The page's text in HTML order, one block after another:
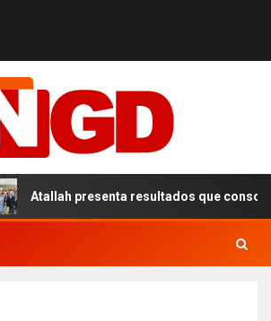
Atallah presenta resultados que consolidan